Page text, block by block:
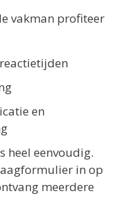
vakman profiteer
en
heel eenvoudig.
in op
meerdere